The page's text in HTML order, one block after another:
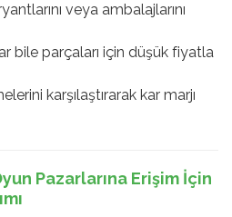
veya ambalajlarını
bile parçaları için düşük fiyatla
karşılaştırarak kar marjı
Pazarlarına Erişim İçin